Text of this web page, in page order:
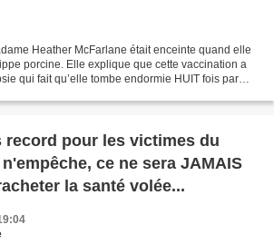
Heather McFarlane était enceinte quand elle
porcine. Elle explique que cette vaccination a
qui fait qu’elle tombe endormie HUIT fois par
record pour les victimes du
ce ne sera JAMAIS
la santé volée...